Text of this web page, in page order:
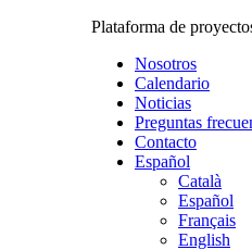
Plataforma de
Nosotros
Calendario
Noticias
Preguntas
Contacto
Español
Català
Español
Français
English